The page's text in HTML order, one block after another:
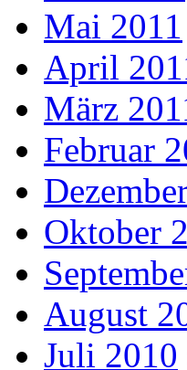
Mai 2011
April
März
Februar
Oktober
August
Juli 2010